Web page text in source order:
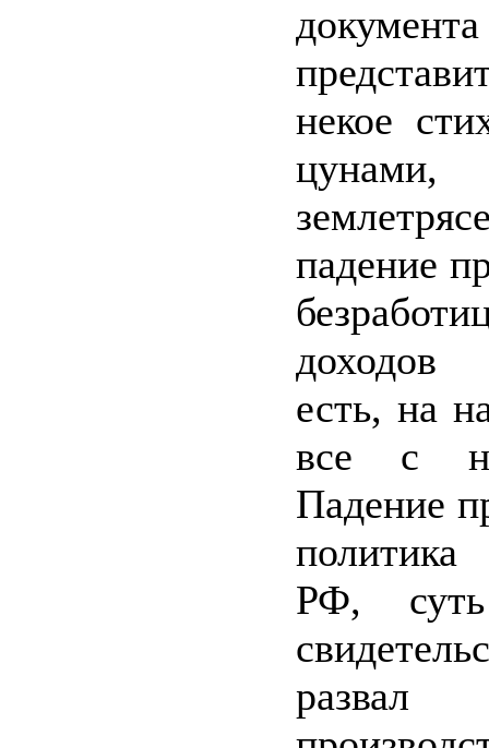
некое
падение
доходов
есть, на
все с
Падение
РФ,
развал